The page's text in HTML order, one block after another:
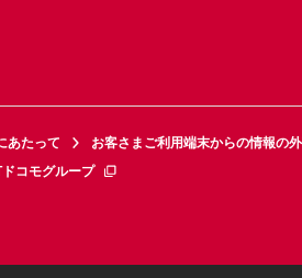
あたって お客さまご利用端末からの情報の
ドコモグループ